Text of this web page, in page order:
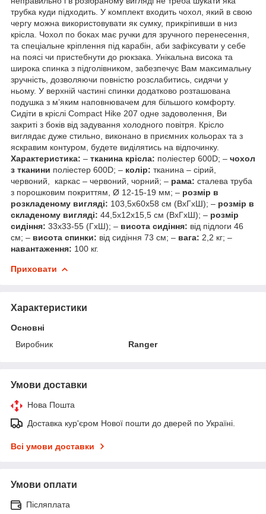
трубка куди підходить. У комплект входить чохол, який в свою
чергу можна використовувати як сумку, прикріпивши в низ
крісла. Чохол по боках має ручки для зручного перенесення,
та спеціальне кріплення під карабін, аби зафіксувати у себе
на поясі чи пристебнути до рюкзака. Унікальна висока та
широка спинка з підголівником, забезпечує Вам максимальну
зручність, дозволяючи повністю розслабитись, сидячи у
ньому. У верхній частині спинки додатково розташована
подушка з м’яким наповнювачем для більшого комфорту.
Сидіти в кріслі Compact Hike 207 одне задоволення, Ви
закриті з боків від задування холодного повітря. Крісло
виглядає дуже стильно, виконано в приємних кольорах та з
яскравим контуром, будете виділятись на відпочинку.
Характеристика: – тканина крісла: поліестер 600D; – чохол
з тканини поліестер 600D; – колір: тканина – сірий,
червоний, каркас – червоний, чорний; – рама: сталева труба
з порошковим покриттям, Ø 12-15-19 мм; – розмір в
розкладеному вигляді: 103,5х60х58 см (ВхГхШ); – розмір в
складеному вигляді: 44,5х12х15,5 см (ВхГхШ); – розмір
сидіння: 33х33-55 (ГхШ); – висота сидіння: від підлоги 46
см; – висота спинки: від сидіння 73 см; – вага: 2,2 кг; –
навантаження: 100 кг.
Приховати
Характеристики
Основні
Виробник
Ranger
Умови доставки
Нова Пошта
Доставка кур'єром Нової пошти до дверей по Україні.
Всі умови доставки
Умови оплати
Післяплата